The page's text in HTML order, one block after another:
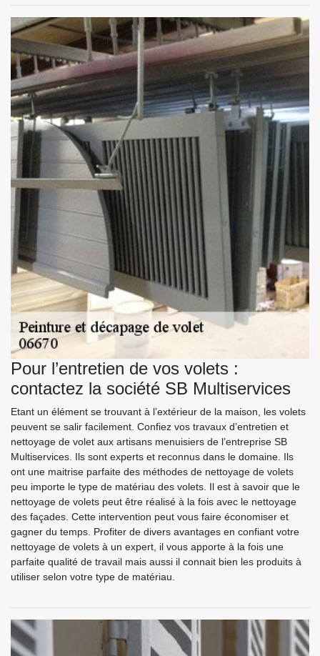
Pour l’entretien de vos volets :
contactez la société SB Multiservices
Etant un élément se trouvant à l’extérieur de la maison, les volets
peuvent se salir facilement. Confiez vos travaux d’entretien et
nettoyage de volet aux artisans menuisiers de l’entreprise SB
Multiservices. Ils sont experts et reconnus dans le domaine. Ils
ont une maitrise parfaite des méthodes de nettoyage de volets
peu importe le type de matériau des volets. Il est à savoir que le
nettoyage de volets peut être réalisé à la fois avec le nettoyage
des façades. Cette intervention peut vous faire économiser et
gagner du temps. Profiter de divers avantages en confiant votre
nettoyage de volets à un expert, il vous apporte à la fois une
parfaite qualité de travail mais aussi il connait bien les produits à
utiliser selon votre type de matériau.